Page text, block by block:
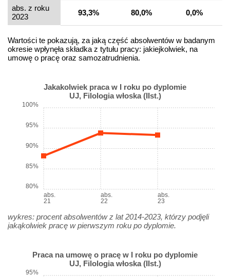
abs. z roku
2023
93,3% 80,0% 0,0%
Wartości te pokazują, za jaką część absolwentów w badanym
okresie wpłynęła składka z tytułu pracy: jakiejkolwiek, na
umowę o pracę oraz samozatrudnienia.
Jakakolwiek praca w I roku po dyplomie
UJ, Filologia włoska (IIst.)
abs.
21
abs.
22
abs.
23
80%
85%
90%
95%
100%
wykres: procent absolwentów z lat 2014-2023, którzy podjęli
jakąkolwiek pracę w pierwszym roku po dyplomie.
Praca na umowę o pracę w I roku po dyplomie
UJ, Filologia włoska (IIst.)
95%